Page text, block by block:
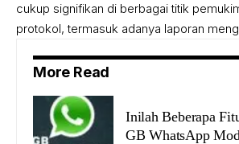
cukup signifikan di berbagai titik
protokol, termasuk adanya laporan
More Read
Inilah Beberapa
GB WhatsApp